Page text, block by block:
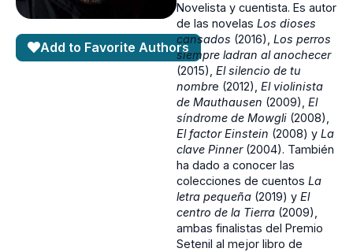
Add to Favorite Authors
Novelista y cuentista. Es autor
de las novelas Los dioses
cansados (2016), Los perros
siempre ladran al anochecer
(2015), El silencio de tu
nombre (2012), El violinista
de Mauthausen (2009), El
síndrome de Mowgli (2008),
El factor Einstein (2008) y La
clave Pinner(2004). También
ha dado a conocer las
colecciones de cuentos La
letra pequeña (2019) y El
centro de la Tierra (2009),
ambas finalistas del Premio
Setenil al mejor libro de